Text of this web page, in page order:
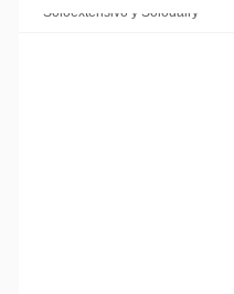
Soloextensivo y Solodairy